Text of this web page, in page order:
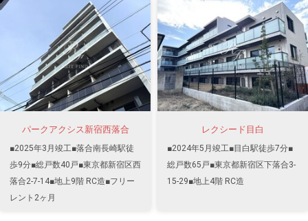
パークアクシス新宿西落合
■2025年3月竣工■落合南長崎駅徒
歩9分■総戸数40戸■東京都新宿区西
落合2-7-14■地上9階 RC造■フリー
レント2ヶ月
レクシード目白
■2024年5月竣工■目白駅徒歩7分■
総戸数65戸■東京都新宿区下落合3-
15-29■地上4階 RC造